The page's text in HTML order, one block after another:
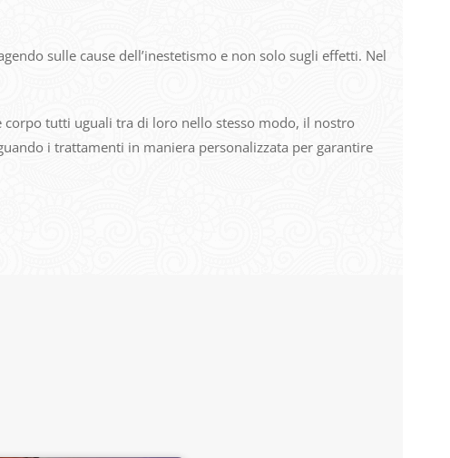
sulle cause dell’inestetismo e non solo sugli effetti. Nel
corpo tutti uguali tra di loro nello stesso modo, il nostro
i trattamenti in maniera personalizzata per garantire